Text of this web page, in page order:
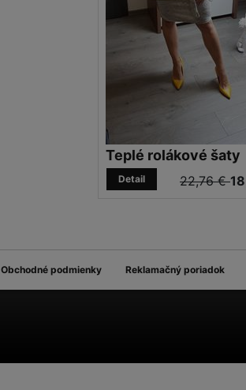
Teplé rolákové šaty
22,76 €
Detail
Obchodné podmienky Reklamačný poriadok